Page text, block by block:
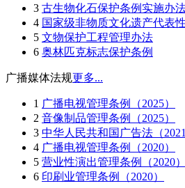
3 古生物化石保护条例实施办法
4 国家级非物质文化遗产代表
5 文物保护工程管理办法
6 奥林匹克标志保护条例
广播媒体法规更多...
1 广播电视管理条例（2025）
2 音像制品管理条例（2025）
3 中华人民共和国广告法（2021
4 广播电视管理条例（2020）
5 营业性演出管理条例（2020）
6 印刷业管理条例（2020）